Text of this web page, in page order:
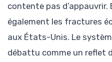
contente pas
également les fractures
aux États-Unis. Le
débattu comme un reflet